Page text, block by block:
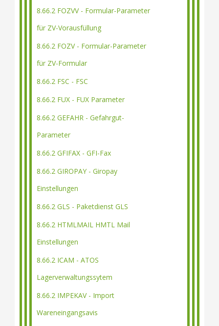
8.66.2 FOZVV - Formular-Parameter
für ZV-Vorausfüllung
8.66.2 FOZV - Formular-Parameter
für ZV-Formular
8.66.2 FSC - FSC
8.66.2 FUX - FUX Parameter
8.66.2 GEFAHR - Gefahrgut-
Parameter
8.66.2 GFIFAX - GFI-Fax
8.66.2 GIROPAY - Giropay
Einstellungen
8.66.2 GLS - Paketdienst GLS
8.66.2 HTMLMAIL HMTL Mail
Einstellungen
8.66.2 ICAM - ATOS
Lagerverwaltungssytem
8.66.2 IMPEKAV - Import
Wareneingangsavis